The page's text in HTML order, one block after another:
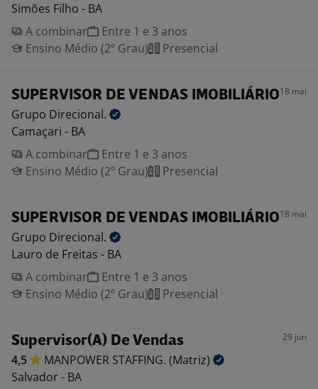
Simões Filho - BA
A combinar
Entre 1 e 3 anos
Ensino Médio (2º Grau)
Presencial
SUPERVISOR DE VENDAS IMOBILIÁRIO18 mai
Grupo Direcional.
Camaçari - BA
A combinar
Entre 1 e 3 anos
Ensino Médio (2º Grau)
Presencial
SUPERVISOR DE VENDAS IMOBILIÁRIO18 mai
Grupo Direcional.
Lauro de Freitas - BA
A combinar
Entre 1 e 3 anos
Ensino Médio (2º Grau)
Presencial
Supervisor(A) De Vendas 29 jun
4,5 MANPOWER STAFFING. (Matriz)
Salvador - BA